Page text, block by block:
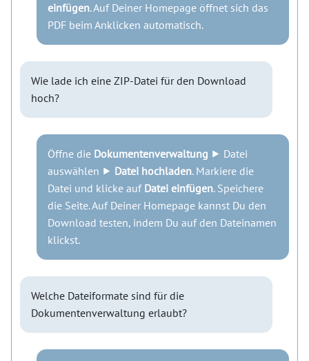
einfügen. Auf Deiner Homepage öffnet sich das
PDF beim Anklicken automatisch.
Wie lade ich eine ZIP-Datei für den Download
hoch?
Öffne die Dokumentenverwaltung ⯈ Datei
auswählen ⯈ Datei hochladen. Markiere die
Datei und klicke auf Datei einfügen. Speichere
die Seite. Auf Deiner Homepage kannst Du den
Download testen, indem Du auf den Dateinamen
klickst.
Welche Dateiformate sind für die
Dokumentenverwaltung erlaubt?